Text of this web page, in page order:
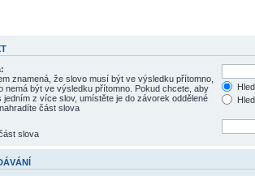
znamená, že slovo musí být ve výsledku přítomno,
nemá být ve výsledku přítomno. Pokud chcete, aby
jedním z více slov, umístěte je do závorek oddělené
nahradíte část slova
slova